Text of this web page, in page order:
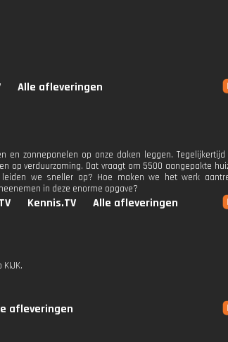
Alle afleveringen
en zonnepanelen op onze daken leggen.
op verduurzaming. Dat vraagt om 5500 aangepakte
we sneller op? Hoe maken we het werk
in deze enorme opgave?
Kennis.TV Alle afleveringen
afleveringen